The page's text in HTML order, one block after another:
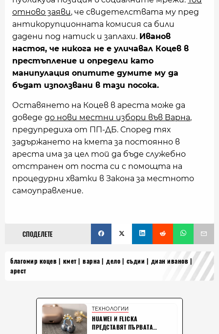
отново заяви, че свидетелствата му пред
антикорупционната комисия са били
дадени под натиск и заплахи. Иванов
настоя, че никога не е уличавал Коцев в
престъпление и определи като
манипулация опитите думите му да
бъдат използвани в тази посока.
Оставянето на Коцев в ареста може да
доведе до нови местни избори във Варна,
предупредиха от ПП-ДБ. Според тях
задържането на кмета за постоянно в
ареста има за цел той да бъде служебно
отстранен от поста си с помощта на
процедурни хватки в Закона за местното
самоуправление.
СПОДЕЛЕТЕ
благомир коцев кмет варна дело съдии
диан иванов
арест